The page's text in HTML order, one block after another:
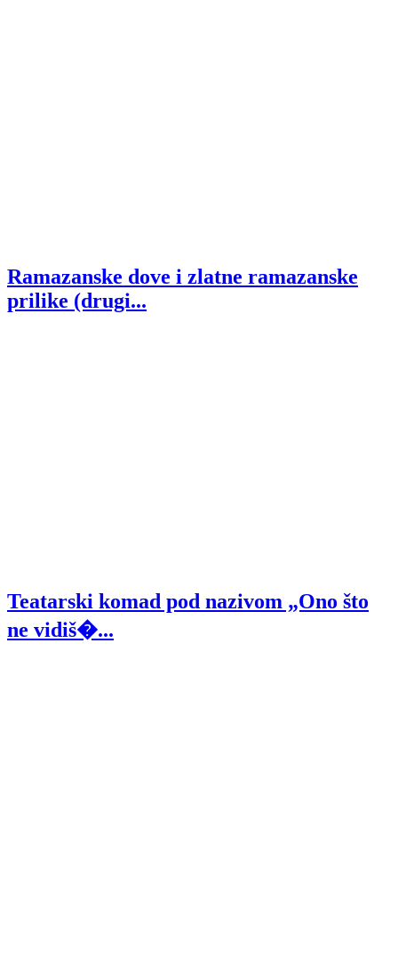
Ramazanske dove i zlatne ramazanske
prilike (drugi...
Teatarski komad pod nazivom „Ono što
ne vidiš�...